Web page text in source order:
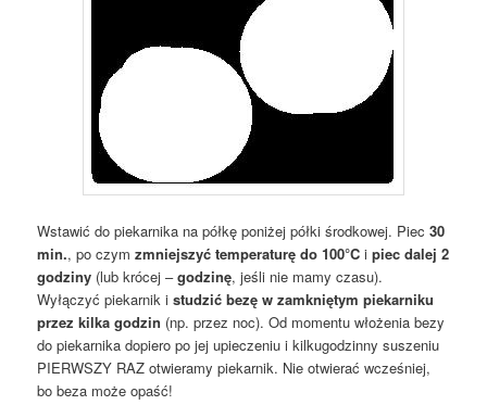
Wstawić do piekarnika na półkę poniżej półki środkowej. Piec30
min., po czymzmniejszyć temperaturę do 100°C ipiec dalej 2
godziny (lub krócej –godzinę, jeśli nie mamy czasu).
Wyłączyć piekarnik istudzić bezę w zamkniętym piekarniku
przez kilka godzin (np. przez noc). Od momentu włożenia bezy
do piekarnika dopiero po jej upieczeniu i kilkugodzinny suszeniu
PIERWSZY RAZ otwieramy piekarnik. Nie otwierać wcześniej,
bo beza może opaść!